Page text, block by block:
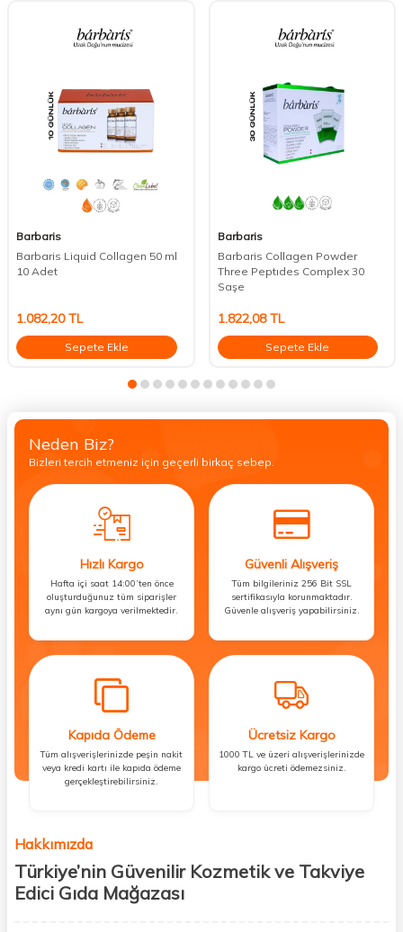
Barbaris
Barbaris Liquid Collagen 50 ml
10 Adet
1.082,20TL
Sepete Ekle
Barbaris
Barbaris Collagen Powder
Three Peptıdes Complex 30
Saşe
1.822,08TL
Sepete Ekle
Neden Biz?
Bizleri tercih etmeniz için geçerli birkaç sebep.
Hızlı Kargo
Hafta içi saat 14:00’ten önce
oluşturduğunuz tüm siparişler
aynı gün kargoya verilmektedir.
Güvenli Alışveriş
Tüm bilgileriniz 256 Bit SSL
sertifikasıyla korunmaktadır.
Güvenle alışveriş yapabilirsiniz.
Kapıda Ödeme
Tüm alışverişlerinizde peşin nakit
veya kredi kartı ile kapıda ödeme
gerçekleştirebilirsiniz.
Ücretsiz Kargo
1000 TL ve üzeri alışverişlerinizde
kargo ücreti ödemezsiniz.
Hakkımızda
Türkiye’nin Güvenilir Kozmetik ve Takviye
Edici Gıda Mağazası